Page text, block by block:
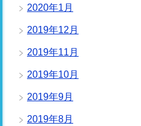
2020年1月
2019年12月
2019年11月
2019年10月
2019年9月
2019年8月